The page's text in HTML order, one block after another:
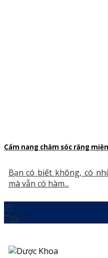
Cẩm nang chăm sóc răng
Bạn có biết không, có
mà vẫn có hàm...
05
Th5